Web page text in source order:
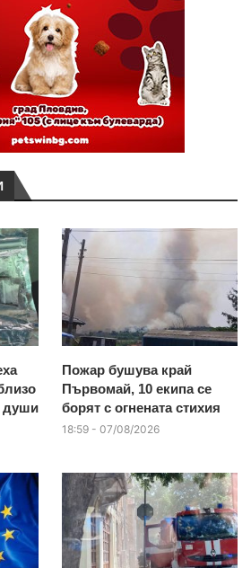
души
Пожар бушува край
Първомай, 10 екипа се
борят с огнената стихия
18:59 - 07/08/2026